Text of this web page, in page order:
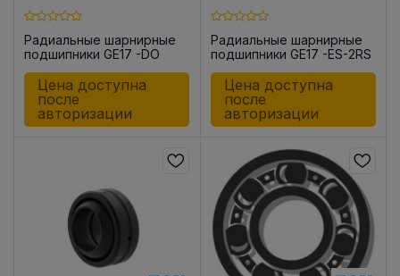
Радиальные шарнирные
подшипники GE17 -DO
Цена доступна
после
авторизации
Радиальные шарнирные
подшипники GE17 -ES-2RS
Цена доступна
после
авторизации